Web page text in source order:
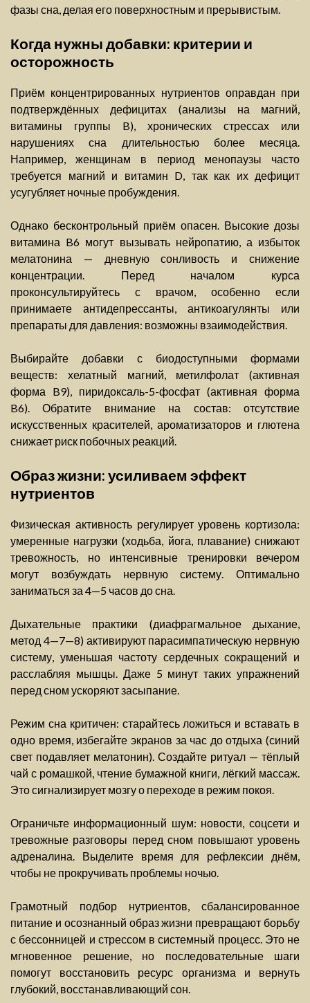
фазы сна, делая его поверхностным и прерывистым.
Когда нужны добавки: критерии и
осторожность
Приём концентрированных нутриентов оправдан при
подтверждённых дефицитах (анализы на магний,
витамины группы B), хронических стрессах или
нарушениях сна длительностью более месяца.
Например, женщинам в период менопаузы часто
требуется магний и витамин D, так как их дефицит
усугубляет ночные пробуждения.
Однако бесконтрольный приём опасен. Высокие дозы
витамина B6 могут вызывать нейропатию, а избыток
мелатонина — дневную сонливость и снижение
концентрации. Перед началом курса
проконсультируйтесь с врачом, особенно если
принимаете антидепрессанты, антикоагулянты или
препараты для давления: возможны взаимодействия.
Выбирайте добавки с биодоступными формами
веществ: хелатный магний, метилфолат (активная
форма B9), пиридоксаль-5-фосфат (активная форма
B6). Обратите внимание на состав: отсутствие
искусственных красителей, ароматизаторов и глютена
снижает риск побочных реакций.
Образ жизни: усиливаем эффект
нутриентов
Физическая активность регулирует уровень кортизола:
умеренные нагрузки (ходьба, йога, плавание) снижают
тревожность, но интенсивные тренировки вечером
могут возбуждать нервную систему. Оптимально
заниматься за 4—5 часов до сна.
Дыхательные практики (диафрагмальное дыхание,
метод 4—7—8) активируют парасимпатическую нервную
систему, уменьшая частоту сердечных сокращений и
расслабляя мышцы. Даже 5 минут таких упражнений
перед сном ускоряют засыпание.
Режим сна критичен: старайтесь ложиться и вставать в
одно время, избегайте экранов за час до отдыха (синий
свет подавляет мелатонин). Создайте ритуал — тёплый
чай с ромашкой, чтение бумажной книги, лёгкий массаж.
Это сигнализирует мозгу о переходе в режим покоя.
Ограничьте информационный шум: новости, соцсети и
тревожные разговоры перед сном повышают уровень
адреналина. Выделите время для рефлексии днём,
чтобы не прокручивать проблемы ночью.
Грамотный подбор нутриентов, сбалансированное
питание и осознанный образ жизни превращают борьбу
с бессонницей и стрессом в системный процесс. Это не
мгновенное решение, но последовательные шаги
помогут восстановить ресурс организма и вернуть
глубокий, восстанавливающий сон.